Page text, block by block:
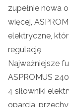
zupełnie nowa
więcej,
elektryczne,
regulację
Najważniejsze
ASPROMUS
4 siłowniki
oparcia,